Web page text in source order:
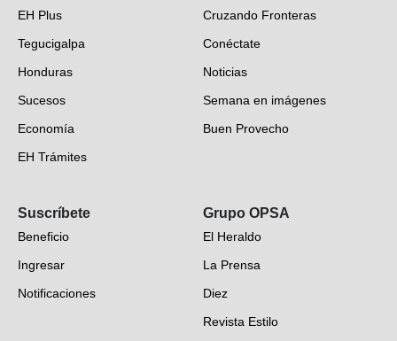
EH Plus
Tegucigalpa
Honduras
Sucesos
Economía
EH Trámites
EH Verifica
Fotogalerías
Deportes
Videos
Cruzando Fronteras
Conéctate
Noticias
Semana en imágenes
Buen Provecho
Suscríbete
Beneficio
Ingresar
Notificaciones
Grupo OPSA
El Heraldo
La Prensa
Diez
Revista Estilo